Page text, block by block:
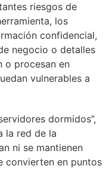
riesgos de
los
confidencial,
negocio o detalles
o procesan en
vulnerables a
dormidos”,
la red de la
ni se mantienen
convierten en puntos